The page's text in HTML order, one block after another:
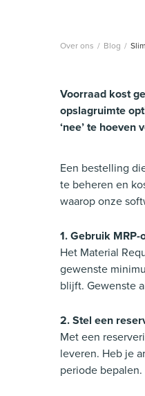
Over ons / Blog /
Voorraad kost
opslagruimte
‘nee’ te hoeven
Een bestelling
te beheren en
waarop onze
1. Gebruik
Het Material
gewenste
blijft. Gewenste
2. Stel een
Met een
leveren. Heb je
periode